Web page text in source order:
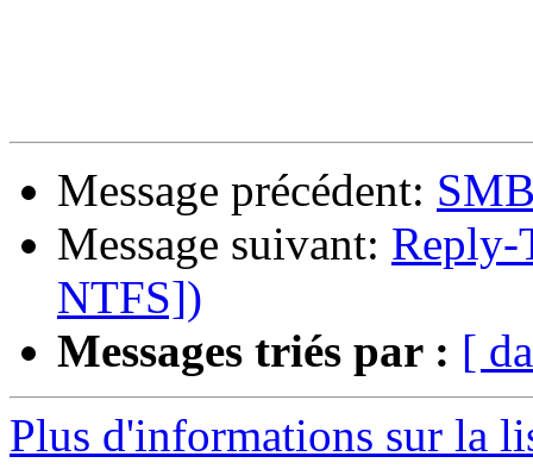
Message précédent:
Message suivant: Reply-
NTFS])
Messages triés par : [
Plus d'informations sur la